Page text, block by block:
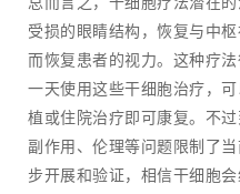
受损的眼睛结构，恢复与中
而恢复患者的视力。这种疗
一天使用这些干细胞治疗，
植或住院治疗即可康复。不
副作用、伦理等问题限制了
步开展和验证，相信干细胞